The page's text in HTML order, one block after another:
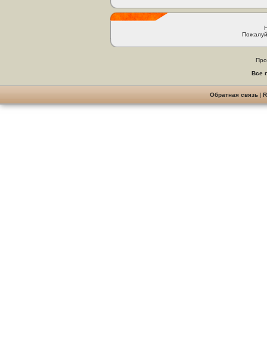
Все
Обратная связь